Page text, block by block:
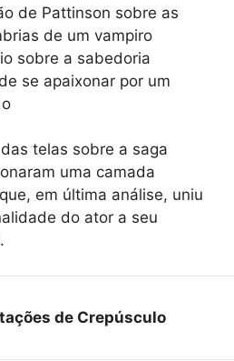
de Pattinson sobre as
de um vampiro
sobre a sabedoria
se apaixonar por um
telas sobre a saga
uma camada
em última análise, uniu
do ator a seu
de Crepúsculo